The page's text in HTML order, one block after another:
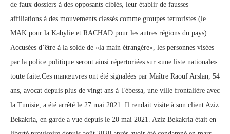
de faux dossiers à des opposants ciblés, leur établir de fausses
affiliations à des mouvements classés comme groupes terroristes (le
MAK pour la Kabylie et RACHAD pour les autres régions du pays).
Accusées d’être à la solde de «la main étrangère», les personnes visées
par la police politique seront ainsi répertoriées sur «une liste nationale»
toute faite.Ces manœuvres ont été signalées par Maître Raouf Arslan, 54
ans, avocat depuis plus de vingt ans à Tébessa, une ville frontalière avec
la Tunisie, a été arrêté le 27 mai 2021. Il rendait visite à son client Aziz
Bekakria, en garde a vue depuis le 20 mai 2021. Aziz Bekakria était en